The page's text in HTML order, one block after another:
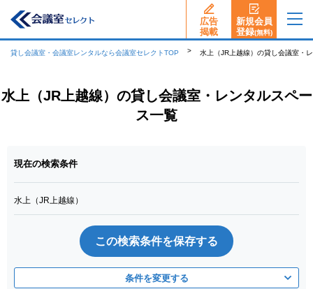
広告
揭載
新規会員
登録(無料)
貸し会議室・会議室レンタルなら会議室セレクトTOP 水上（JR上越線）の貸し会議室・
水上（JR上越線）の貸し会議室・レンタルスペー
ス一覧
現在の検索条件
水上（JR上越線）
この検索条件を保存する
条件を変更する